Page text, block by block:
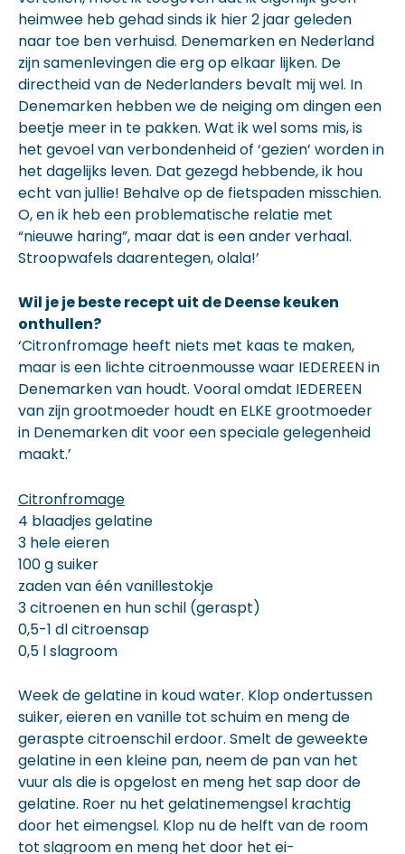
heimwee heb gehad sinds ik hier 2 jaar geleden
naar toe ben verhuisd. Denemarken en Nederland
zijn samenlevingen die erg op elkaar lijken. De
directheid van de Nederlanders bevalt mij wel. In
Denemarken hebben we de neiging om dingen een
beetje meer in te pakken. Wat ik wel soms mis, is
het gevoel van verbondenheid of ‘gezien’ worden in
het dagelijks leven. Dat gezegd hebbende, ik hou
echt van jullie! Behalve op de fietspaden misschien.
O, en ik heb een problematische relatie met
“nieuwe haring”, maar dat is een ander verhaal.
Stroopwafels daarentegen, olala!’
Wil je je beste recept uit de Deense keuken
onthullen?
‘Citronfromage heeft niets met kaas te maken,
maar is een lichte citroenmousse waar IEDEREEN in
Denemarken van houdt. Vooral omdat IEDEREEN
van zijn grootmoeder houdt en ELKE grootmoeder
in Denemarken dit voor een speciale gelegenheid
maakt.’
Citronfromage
4 blaadjes gelatine
3 hele eieren
100 g suiker
zaden van één vanillestokje
3 citroenen en hun schil (geraspt)
0,5-1 dl citroensap
0,5 l slagroom
Week de gelatine in koud water. Klop ondertussen
suiker, eieren en vanille tot schuim en meng de
geraspte citroenschil erdoor. Smelt de geweekte
gelatine in een kleine pan, neem de pan van het
vuur als die is opgelost en meng het sap door de
gelatine. Roer nu het gelatinemengsel krachtig
door het eimengsel. Klop nu de helft van de room
tot slagroom en meng het door het ei-